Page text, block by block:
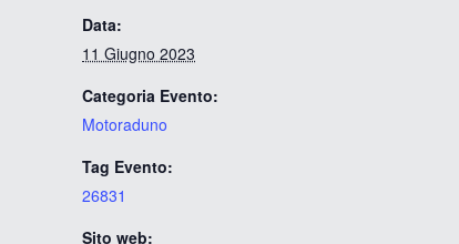
Data:
11 Giugno 2023
Categoria Evento:
Motoraduno
Tag Evento:
26831
Sito web: